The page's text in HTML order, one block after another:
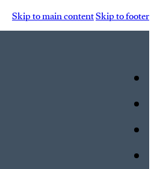
Skip to main contentSkip to footer